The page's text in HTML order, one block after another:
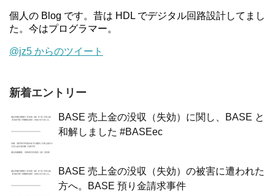
個人の Blog です。昔は HDL でデジタル回路設計してまし
た。今はプログラマー。
@jz5 からのツイート
新着エントリー
BASE 売上金の没収（失効）に関し、BASE と
和解しました #BASEec
BASE 売上金の没収（失効）の被害に遭われた
方へ。BASE 預り金請求事件